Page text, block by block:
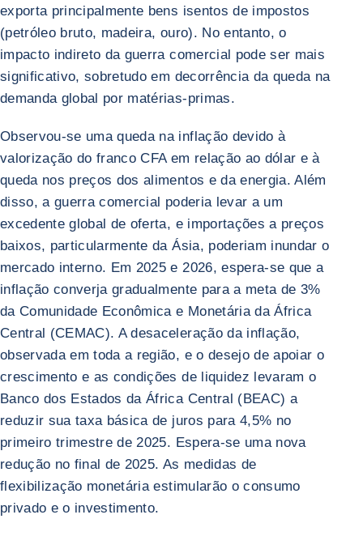
exporta principalmente bens isentos de impostos
(petróleo bruto, madeira, ouro). No entanto, o
impacto indireto da guerra comercial pode ser mais
significativo, sobretudo em decorrência da queda na
demanda global por matérias-primas.
Observou-se uma queda na inflação devido à
valorização do franco CFA em relação ao dólar e à
queda nos preços dos alimentos e da energia. Além
disso, a guerra comercial poderia levar a um
excedente global de oferta, e importações a preços
baixos, particularmente da Ásia, poderiam inundar o
mercado interno. Em 2025 e 2026, espera-se que a
inflação converja gradualmente para a meta de 3%
da Comunidade Econômica e Monetária da África
Central (CEMAC). A desaceleração da inflação,
observada em toda a região, e o desejo de apoiar o
crescimento e as condições de liquidez levaram o
Banco dos Estados da África Central (BEAC) a
reduzir sua taxa básica de juros para 4,5% no
primeiro trimestre de 2025. Espera-se uma nova
redução no final de 2025. As medidas de
flexibilização monetária estimularão o consumo
privado e o investimento.